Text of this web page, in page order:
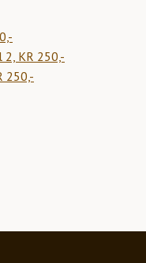
2, KR 250,-
250,-